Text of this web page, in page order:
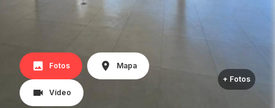
Fotos Mapa
Vídeo
+ Fotos